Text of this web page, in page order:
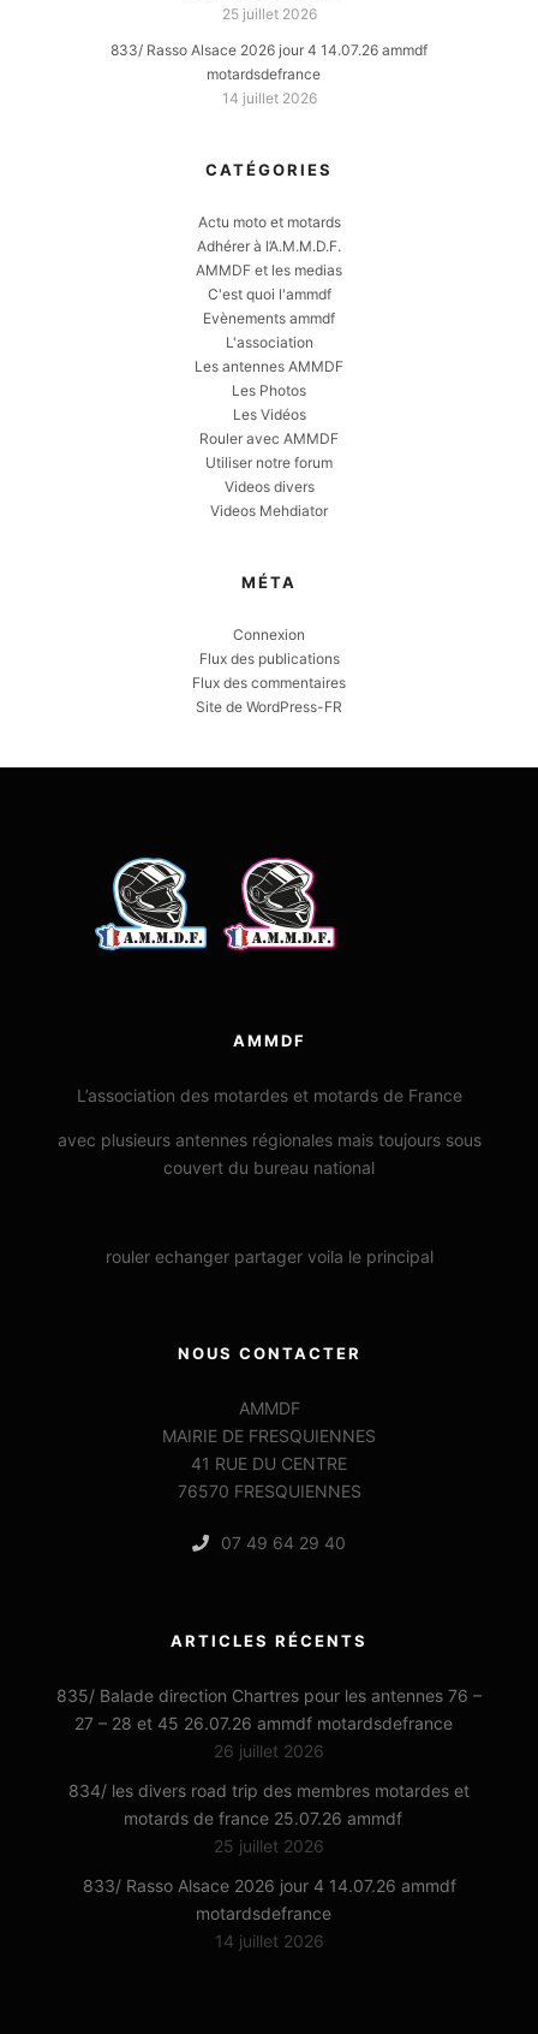
25 juillet 2026
833/ Rasso Alsace 2026 jour 4 14.07.26 ammdf
motardsdefrance
14 juillet 2026
CATÉGORIES
Actu moto et motards
Adhérer à l’A.M.M.D.F.
AMMDF et les medias
C'est quoi l'ammdf
Evènements ammdf
L'association
Les antennes AMMDF
Les Photos
Les Vidéos
Rouler avec AMMDF
Utiliser notre forum
Videos divers
Videos Mehdiator
MÉTA
Connexion
Flux des publications
Flux des commentaires
Site de WordPress-FR
AMMDF
L’association des motardes et motards de France
avec plusieurs antennes régionales mais toujours sous
couvert du bureau national
rouler echanger partager voila le principal
NOUS CONTACTER
AMMDF
MAIRIE DE FRESQUIENNES
41 RUE DU CENTRE
76570 FRESQUIENNES
07 49 64 29 40
ARTICLES RÉCENTS
835/ Balade direction Chartres pour les antennes 76 –
27 – 28 et 45 26.07.26 ammdf motardsdefrance
26 juillet 2026
834/ les divers road trip des membres motardes et
motards de france 25.07.26 ammdf
25 juillet 2026
833/ Rasso Alsace 2026 jour 4 14.07.26 ammdf
motardsdefrance
14 juillet 2026